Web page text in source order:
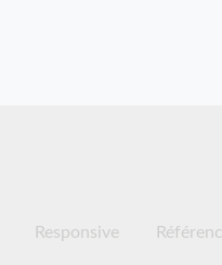
Responsive